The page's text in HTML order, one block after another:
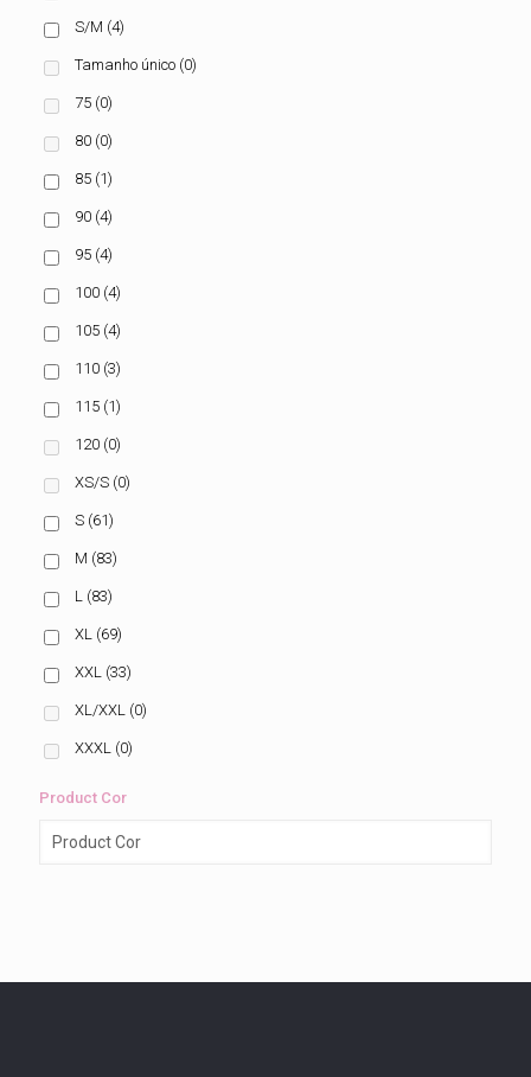
S/M (4)
Tamanho único (0)
75 (0)
80 (0)
85 (1)
90 (4)
95 (4)
100 (4)
105 (4)
110 (3)
115 (1)
120 (0)
XS/S (0)
S (61)
M (83)
L (83)
XL (69)
XXL (33)
XL/XXL (0)
XXXL (0)
Product Cor